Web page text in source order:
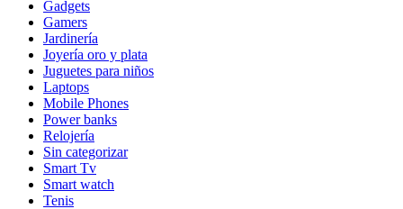
Gadgets
Gamers
Jardinería
Joyería oro y plata
Juguetes para niños
Laptops
Mobile Phones
Power banks
Relojería
Sin categorizar
Smart Tv
Smart watch
Tenis